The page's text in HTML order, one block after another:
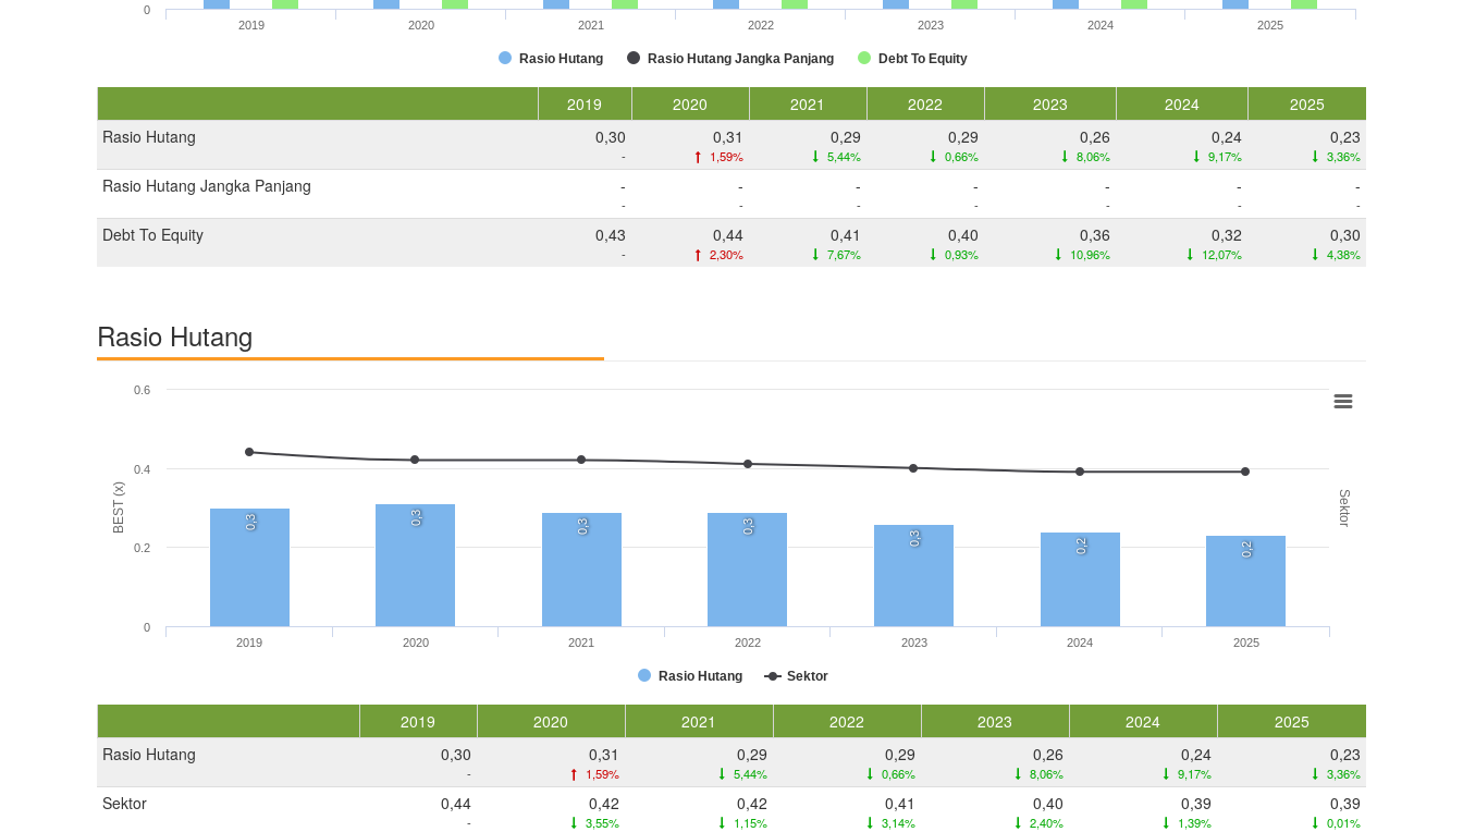
Rasio Hutang Rasio Hutang Jangka Panjang Debt To Equity
2019 2020 2021 2022 2023 2024 2025
0
2019 2020 2021 2022 2023 2024
2025
Rasio Hutang
0,30
-
0,31
1,59%
0,29
5,44%
0,29
0,66%
0,26
8,06%
0,24
9,17%
0,23
3,36%
Rasio Hutang Jangka Panjang -
-
-
-
-
-
-
-
-
-
-
-
-
-
Debt To Equity 0,43
-
0,44
2,30%
0,41
7,67%
0,40
0,93%
0,36
10,96%
0,32
12,07%
0,30
4,38%
Rasio Hutang
BEST (x) Sektor
0,3 0,3
0,3 0,3
0,3 0,2 0,2
Rasio Hutang Sektor
2019 2020 2021 2022 2023 2024 2025
0
0.2
0.4
0.6
2019 2020 2021 2022 2023 2024
2025
Rasio Hutang
0,30
-
0,31
1,59%
0,29
5,44%
0,29
0,66%
0,26
8,06%
0,24
9,17%
0,23
3,36%
Sektor 0,44
-
0,42
3,55%
0,42
1,15%
0,41
3,14%
0,40
2,40%
0,39
1,39%
0,39
0,01%